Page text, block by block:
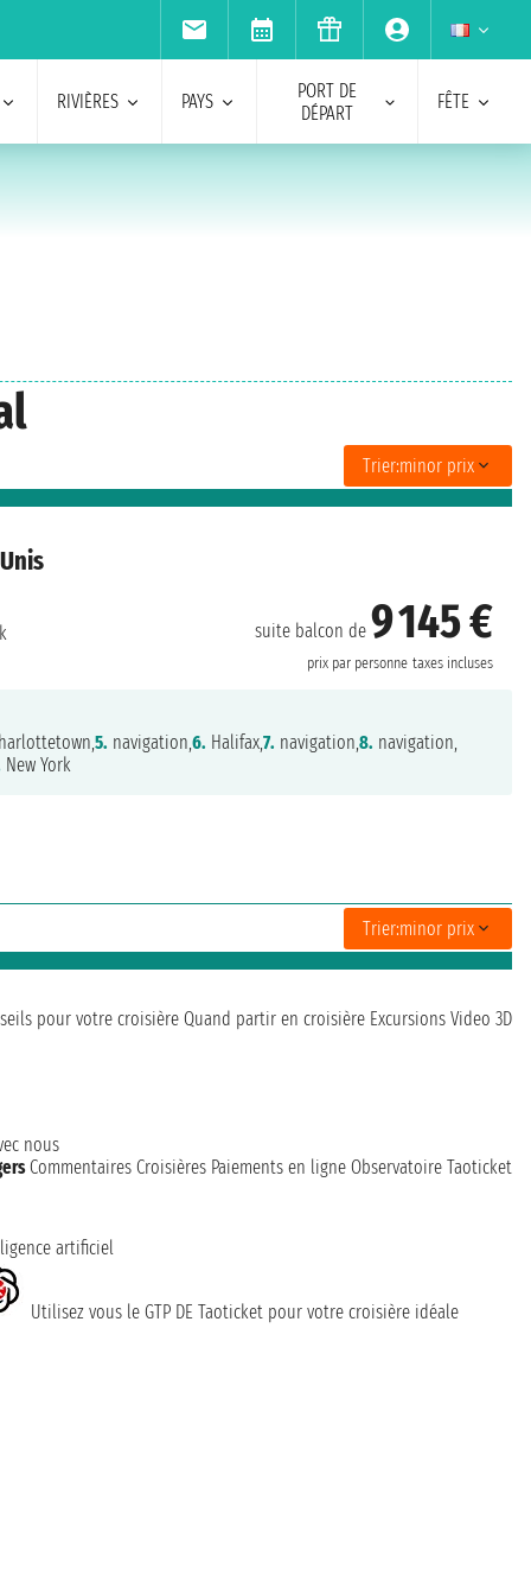
RIVIÈRES PAYS
PORT DE
DÉPART
FÊTE
Trier:minor prix
suite balcon de 9 145 €
prix par personne taxes incluses
5. navigation,6. Halifax,7. navigation,8. navigation,
New York
Trier:minor prix
pour votre croisière Quand partir en croisière Excursions Video 3D
nous
Commentaires Croisières Paiements en ligne Observatoire Taoticket
artificiel
Utilisez vous le GTP DE Taoticket pour votre croisière idéale